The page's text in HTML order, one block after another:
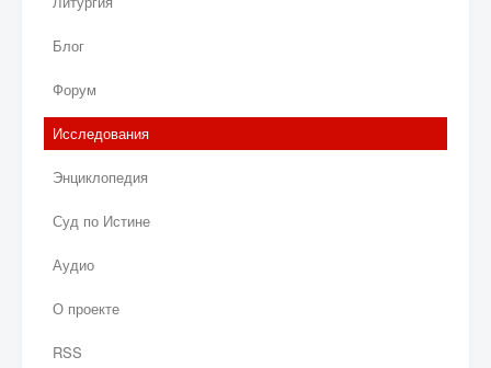
Блог
Форум
Исследования
Энциклопедия
Суд по Истине
Аудио
О проекте
RSS